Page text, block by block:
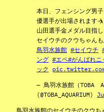
本日、フェンシング男
優選手が出場されます🤺
山田選手金メダル目指
セイウチのクウちゃん
鳥羽水族館 #セイウチ
ング #エペ#がんばれニ
ック
pic.twitter.com/
— 鳥羽水族館（TOBA
(@TOBA_AQUARIUM)
鳥羽水族館のセイウチのクウち